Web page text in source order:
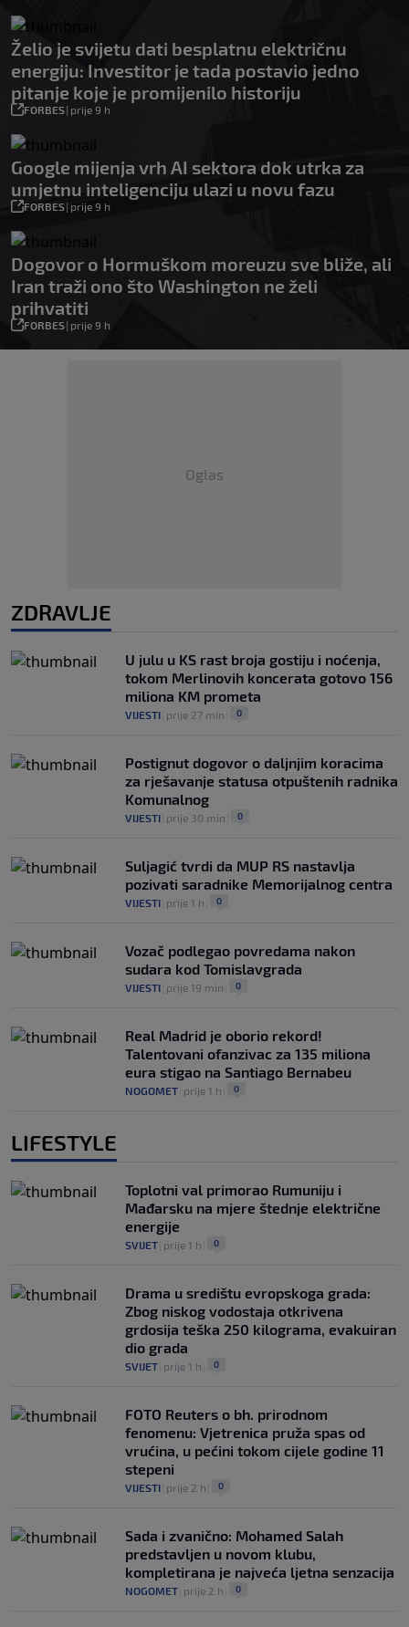
Želio je svijetu dati besplatnu električnu
energiju: Investitor je tada postavio jedno
pitanje koje je promijenilo historiju
FORBES| prije 9 h
Google mijenja vrh AI sektora dok utrka za
umjetnu inteligenciju ulazi u novu fazu
FORBES| prije 9 h
Dogovor o Hormuškom moreuzu sve bliže, ali
Iran traži ono što Washington ne želi
prihvatiti
FORBES| prije 9 h
Oglas
ZDRAVLJE
U julu u KS rast broja gostiju i noćenja,
tokom Merlinovih koncerata gotovo 156
miliona KM prometa
VIJESTI prije 27 min 0
Postignut dogovor o daljnjim koracima
za rješavanje statusa otpuštenih radnika
Komunalnog
VIJESTI prije 30 min 0
Suljagić tvrdi da MUP RS nastavlja
pozivati saradnike Memorijalnog centra
VIJESTI prije 1 h 0
Vozač podlegao povredama nakon
sudara kod Tomislavgrada
VIJESTI prije 19 min 0
Real Madrid je oborio rekord!
Talentovani ofanzivac za 135 miliona
eura stigao na Santiago Bernabeu
NOGOMET prije 1 h 0
LIFESTYLE
Toplotni val primorao Rumuniju i
Mađarsku na mjere štednje električne
energije
SVIJET prije 1 h 0
Drama u središtu evropskoga grada:
Zbog niskog vodostaja otkrivena
grdosija teška 250 kilograma, evakuiran
dio grada
SVIJET prije 1 h 0
FOTO Reuters o bh. prirodnom
fenomenu: Vjetrenica pruža spas od
vrućina, u pećini tokom cijele godine 11
stepeni
VIJESTI prije 2 h 0
Sada i zvanično: Mohamed Salah
predstavljen u novom klubu,
kompletirana je najveća ljetna senzacija
NOGOMET prije 2 h 0